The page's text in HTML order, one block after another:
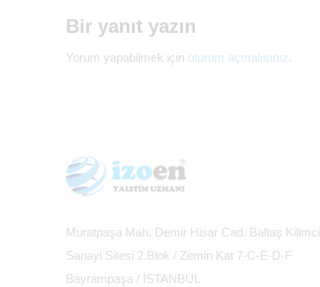
Bir yanıt yazın
Yorum yapabilmek için oturum açmalısınız.
Muratpaşa Mah. Demir Hisar Cad. Baltaş Kilimci
Sanayi Sitesi 2.Blok / Zemin Kat 7-C-E-D-F
Bayrampaşa / İSTANBUL